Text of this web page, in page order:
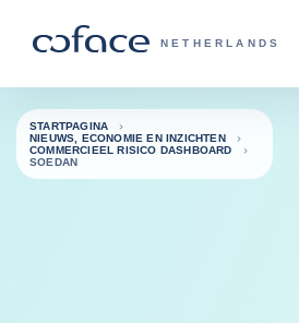
COFACE, FOR
NETHERLANDS
Terug naar startpagina
STARTPAGINA
NIEUWS, ECONOMIE EN INZICHTEN
COMMERCIEEL RISICO DASHBOARD
SOEDAN